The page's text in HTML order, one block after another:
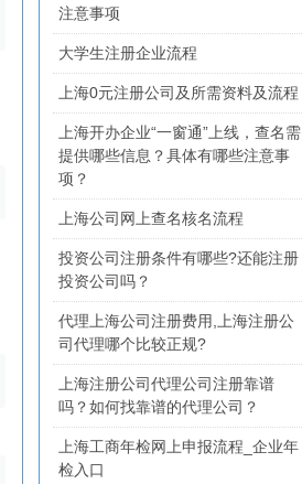
注意事项
大学生注册企业流程
上海0元注册公司及所需资料及流程
上海开办企业“一窗通”上线，查名需
提供哪些信息？具体有哪些注意事
项？
上海公司网上查名核名流程
投资公司注册条件有哪些?还能注册
投资公司吗？
代理上海公司注册费用,上海注册公
司代理哪个比较正规?
上海注册公司代理公司注册靠谱
吗？如何找靠谱的代理公司？
上海工商年检网上申报流程_企业年
检入口